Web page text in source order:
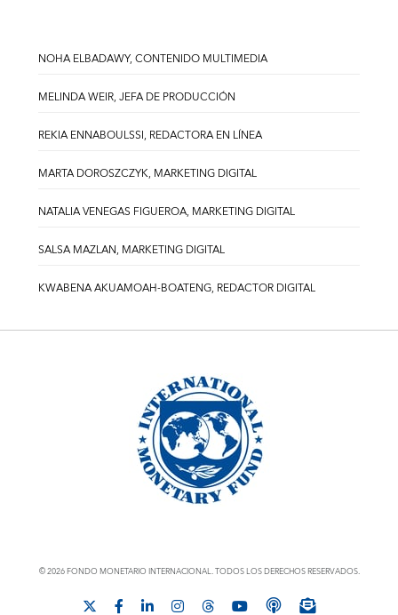
NOHA ELBADAWY, CONTENIDO MULTIMEDIA
MELINDA WEIR, JEFA DE PRODUCCIÓN
REKIA ENNABOULSSI, REDACTORA EN LÍNEA
MARTA DOROSZCZYK, MARKETING DIGITAL
NATALIA VENEGAS FIGUEROA, MARKETING DIGITAL
SALSA MAZLAN, MARKETING DIGITAL
KWABENA AKUAMOAH-BOATENG, REDACTOR DIGITAL
© 2026 FONDO MONETARIO INTERNACIONAL. TODOS LOS DERECHOS RESERVADOS.